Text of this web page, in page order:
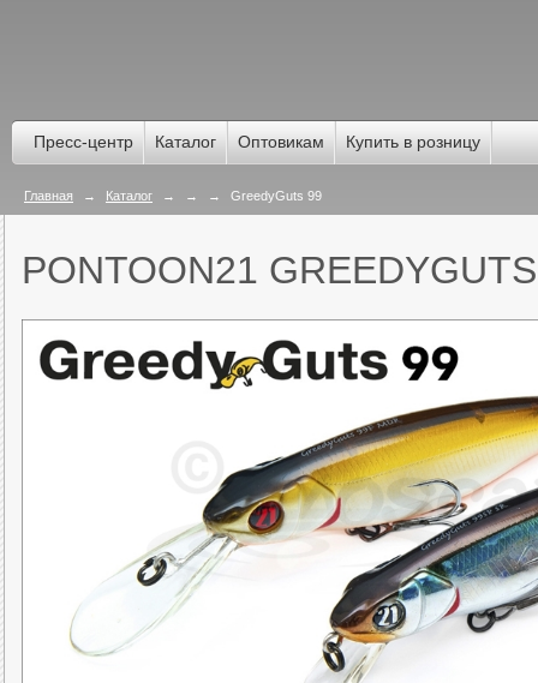
Пресс-центр Каталог Оптовикам Купить в розницу
Главная → Каталог → → → GreedyGuts 99
PONTOON21